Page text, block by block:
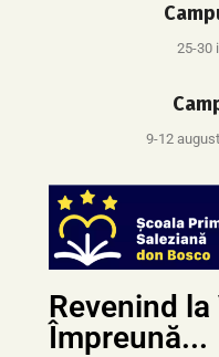
25-30
9-12
Revenind la
Împreună...